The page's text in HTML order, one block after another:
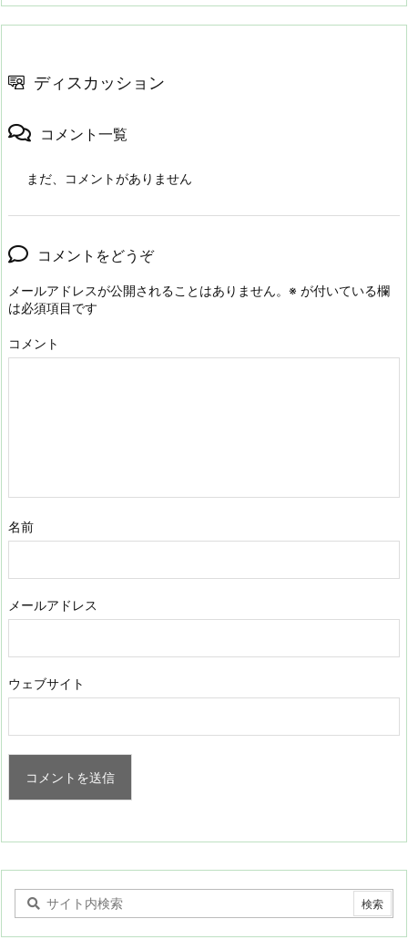
ディスカッション
コメント一覧
まだ、コメントがありません
コメントをどうぞ
メールアドレスが公開されることはありません。 ※ が付いている欄
は必須項目です
コメント
名前
メールアドレス
ウェブサイト